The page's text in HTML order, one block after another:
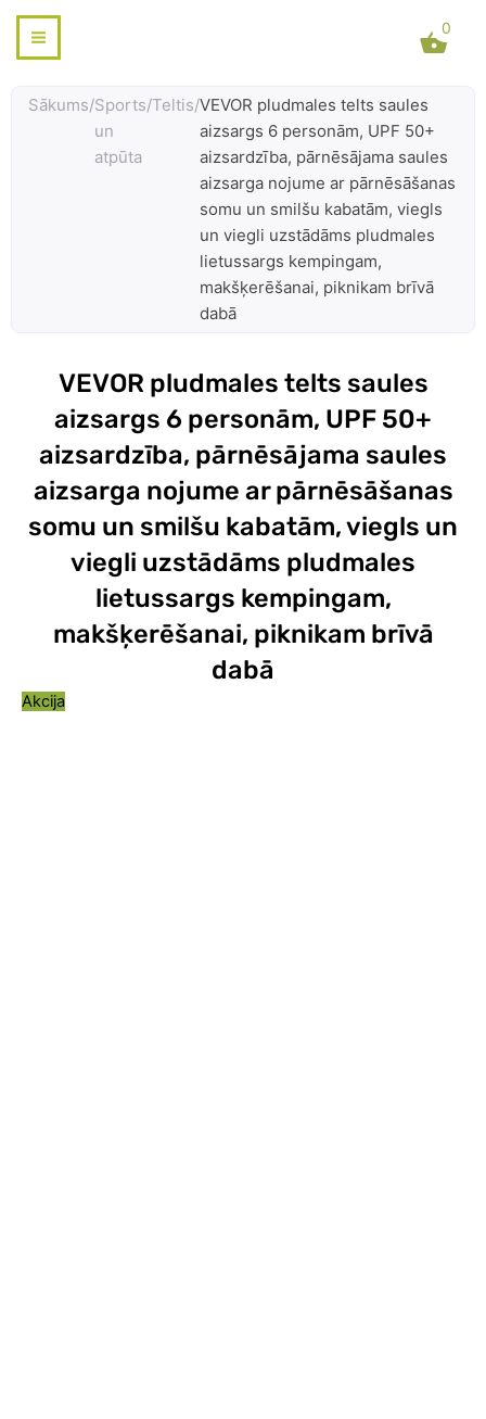
Skip
content
0
Sākums/Sports
un
atpūta
/Teltis/VEVOR pludmales telts saules
aizsargs 6 personām, UPF 50+
aizsardzība, pārnēsājama saules
aizsarga nojume ar pārnēsāšanas
somu un smilšu kabatām, viegls
un viegli uzstādāms pludmales
lietussargs kempingam,
makšķerēšanai, piknikam brīvā
dabā
VEVOR pludmales telts saules
aizsargs 6 personām, UPF 50+
aizsardzība, pārnēsājama saules
aizsarga nojume ar pārnēsāšanas
somu un smilšu kabatām, viegls un
viegli uzstādāms pludmales
lietussargs kempingam,
makšķerēšanai, piknikam brīvā
dabā
Akcija